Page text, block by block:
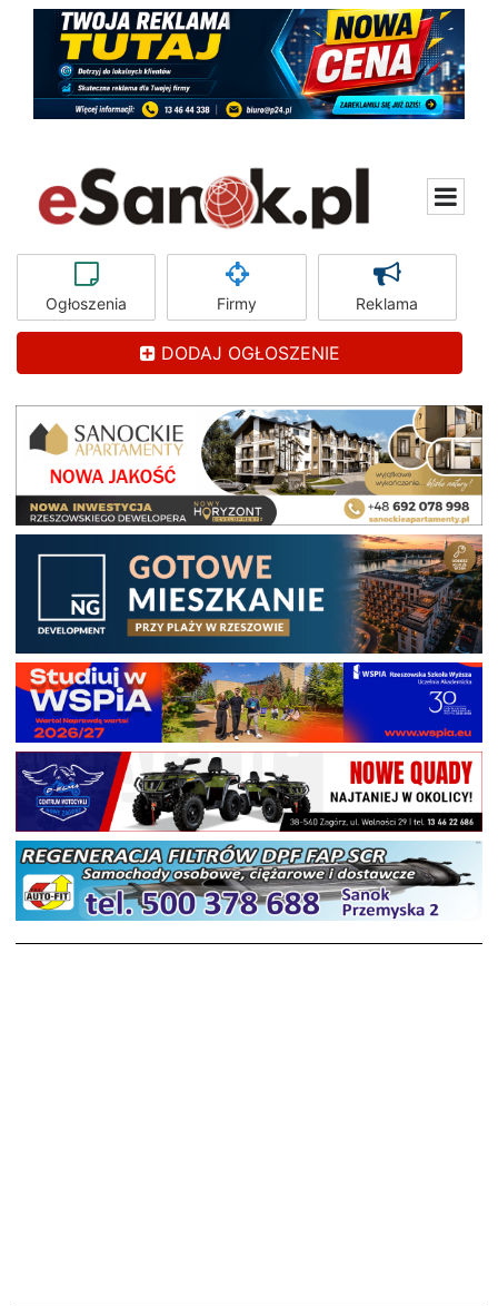
Ogłoszenia Firmy Reklama
DODAJ OGŁOSZENIE